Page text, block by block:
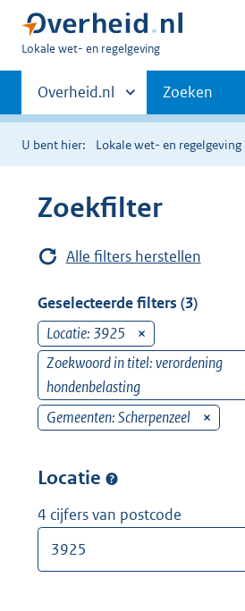
U
hier:
Lokale wet- en regelgeving
Primaire
navigatie
Andere
sites
binnen
Overheid.nl Zoeken
U bent hier: Lokale wet- en regelgeving
Zoekfilter
Alle filters herstellen
Geselecteerde filters (3)
Locatie: 3925
e
r
w
i
r
Zoekwoord in titel: verordening
hondenbelasting
Gemeenten: Scherpenzeel
Locatie
4 cijfers van postcode